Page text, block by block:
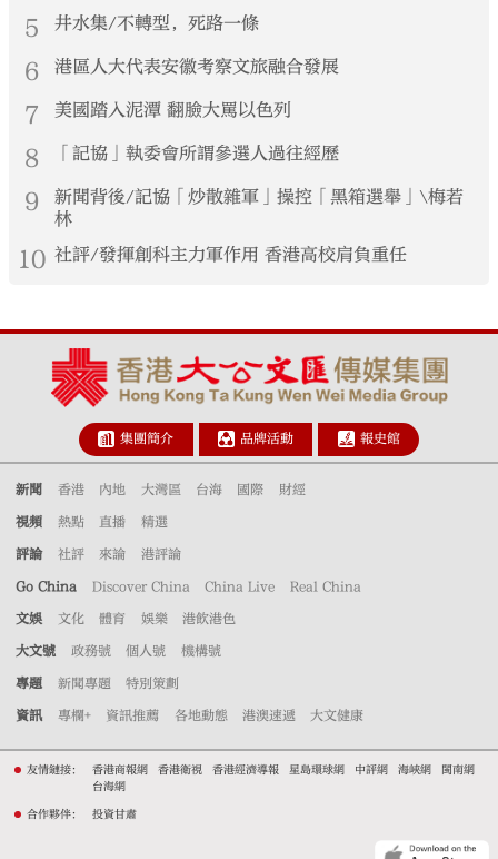
5 井水集/不轉型，死路一條
6 港區人大代表安徽考察文旅融合發展
7 美國踏入泥潭 翻臉大罵以色列
8 「記協」執委會所謂參選人過往經歷
9
新聞背後/記協「炒散雜軍」操控「黑箱選舉」\梅若
林
10 社評/發揮創科主力軍作用 香港高校肩負重任
集團簡介 品牌活動 報史館
新聞 香港 內地 大灣區 台海 國際 財經
視頻 熱點 直播 精選
評論 社評 來論 港評論
Go China Discover China China Live Real China
文娛 文化 體育 娛樂 港飲港色
大文號 政務號 個人號 機構號
專題 新聞專題 特別策劃
資訊 專欄+ 資訊推薦 各地動態 港澳速遞 大文健康
友情鏈接： 香港商報網 香港衛視 香港經濟導報 星島環球網 中評網 海峽網
閩南網
台海網
合作夥伴： 投資甘肅